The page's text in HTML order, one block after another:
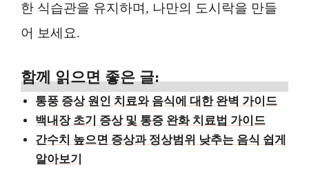
한 식습관을 유지하며, 나만의 도시락을 만들
어 보세요.
함께 읽으면 좋은 글:
통풍 증상 원인 치료와 음식에 대한 완벽 가이드
백내장 초기 증상 및 통증 완화 치료법 가이드
간수치 높으면 증상과 정상범위 낮추는 음식 쉽게
알아보기